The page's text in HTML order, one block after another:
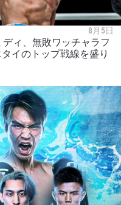
8月5日
ディ、無敗ワッチャラフ
イのトップ戦線を盛り